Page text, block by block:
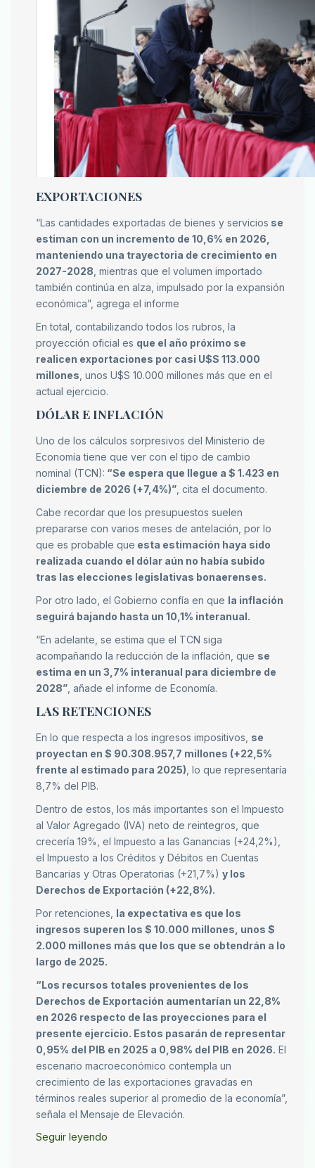
EXPORTACIONES
“Las cantidades exportadas de bienes y servicios se
estiman con un incremento de 10,6% en 2026,
manteniendo una trayectoria de crecimiento en
2027-2028 , mientras que el volumen importado
también continúa en alza, impulsado por la expansión
económica”, agrega el informe
En total, contabilizando todos los rubros, la
proyección oficial es que el año próximo se
realicen exportaciones por casi U$S 113.000
millones , unos U$S 10.000 millones más que en el
actual ejercicio.
DÓLAR E INFLACIÓN
Uno de los cálculos sorpresivos del Ministerio de
Economía tiene que ver con el tipo de cambio
nominal (TCN): “Se espera que llegue a $ 1.423 en
diciembre de 2026 (+7,4%)” , cita el documento.
Cabe recordar que los presupuestos suelen
prepararse con varios meses de antelación, por lo
que es probable que esta estimación haya sido
realizada cuando el dólar aún no había subido
tras las elecciones legislativas bonaerenses.
Por otro lado, el Gobierno confía en que la inflación
seguirá bajando hasta un 10,1% interanual.
“En adelante, se estima que el TCN siga
acompañando la reducción de la inflación, que se
estima en un 3,7% interanual para diciembre de
2028” , añade el informe de Economía.
LAS RETENCIONES
En lo que respecta a los ingresos impositivos, se
proyectan en $ 90.308.957,7 millones (+22,5%
frente al estimado para 2025) , lo que representaría
8,7% del PIB.
Dentro de estos, los más importantes son el Impuesto
al Valor Agregado (IVA) neto de reintegros, que
crecería 19%, el Impuesto a las Ganancias (+24,2%),
el Impuesto a los Créditos y Débitos en Cuentas
Bancarias y Otras Operatorias (+21,7%) y los
Derechos de Exportación (+22,8%).
Por retenciones, la expectativa es que los
ingresos superen los $ 10.000 millones, unos $
2.000 millones más que los que se obtendrán a lo
largo de 2025.
“Los recursos totales provenientes de los
Derechos de Exportación aumentarían un 22,8%
en 2026 respecto de las proyecciones para el
presente ejercicio. Estos pasarán de representar
0,95% del PIB en 2025 a 0,98% del PIB en 2026. El
escenario macroeconómico contempla un
crecimiento de las exportaciones gravadas en
términos reales superior al promedio de la economía”,
señala el Mensaje de Elevación.
Seguir leyendo